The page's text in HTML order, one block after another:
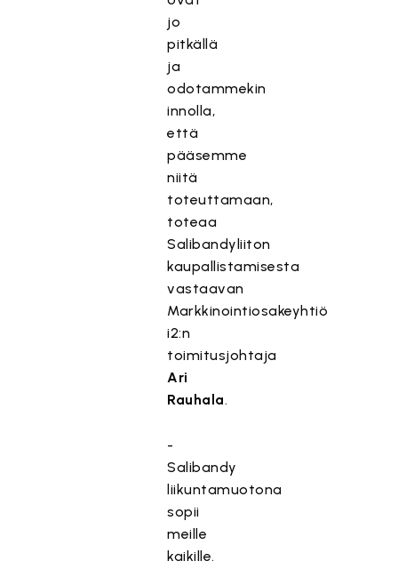
jo
pitkällä
ja
odotammekin
innolla,
että
pääsemme
niitä
toteuttamaan,
toteaa
Salibandyliiton
kaupallistamisesta
vastaavan
Markkinointiosakeyhtiö
i2:n
toimitusjohtaja
Ari
Rauhala.
-
Salibandy
liikuntamuotona
sopii
meille
kaikille.